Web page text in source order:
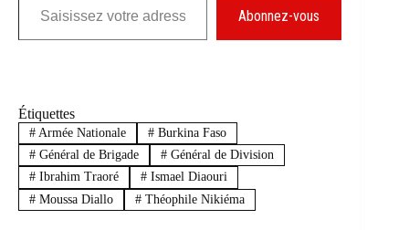
Abonnez-vous
Étiquettes
#Armée Nationale #Burkina Faso
#Général de Brigade #Général de Division
#Ibrahim Traoré #Ismael Diaouri
#Moussa Diallo #Théophile Nikiéma